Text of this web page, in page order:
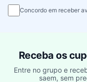
Concordo em receber
Receba os
Entre no grupo e
saem, sem